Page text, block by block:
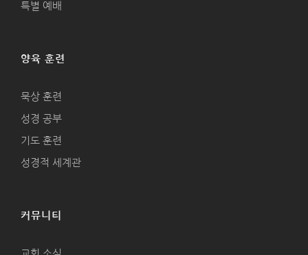
특별 예배
양육 훈련
묵상 훈련
성경 공부
기도 훈련
성경적 세계관
커뮤니티